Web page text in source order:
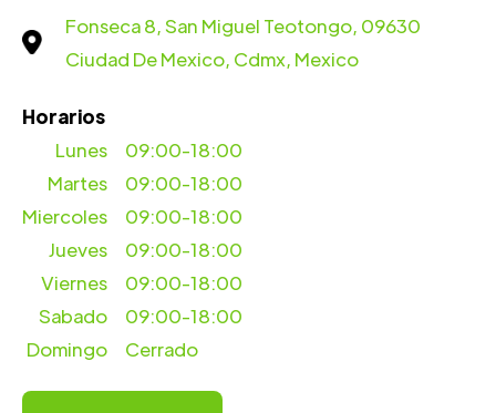
Fonseca 8, San Miguel Teotongo, 09630
Ciudad De Mexico, Cdmx, Mexico
Horarios
09:00-18:00
Martes
Miercoles
Lunes
09:00-18:00
09:00-18:00
Jueves
09:00-18:00
Viernes
09:00-18:00
Sabado
09:00-18:00
Domingo
Cerrado